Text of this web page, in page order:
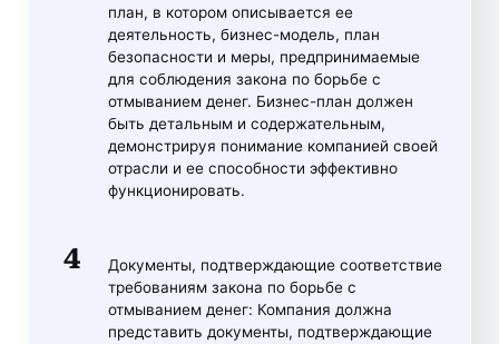
план, в котором описывается ее
деятельность, бизнес-модель, план
безопасности и меры, предпринимаемые
для соблюдения закона по борьбе с
отмыванием денег. Бизнес-план должен
быть детальным и содержательным,
демонстрируя понимание компанией своей
отрасли и ее способности эффективно
функционировать.
Документы, подтверждающие соответствие
требованиям закона по борьбе с
отмыванием денег: Компания должна
представить документы, подтверждающие